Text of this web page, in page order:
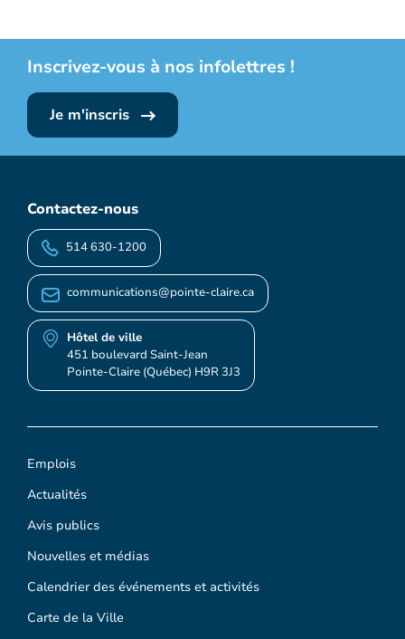
Inscrivez-vous à nos infolettres !
Je m'inscris
Emplois
Actualités
Avis publics
Nouvelles et médias
Calendrier des événements et activités
Carte de la Ville
Contactez-nous
514 630-1200
communications@pointe-claire.ca
Hôtel de ville
451 boulevard Saint-Jean
Pointe-Claire (Québec) H9R 3J3